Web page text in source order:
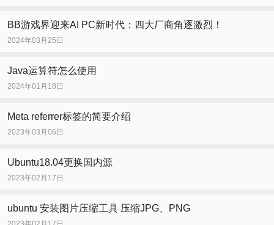
BB游戏界迎来AI PC新时代：四大厂商角逐激烈！
2024年03月25日
Java运算符怎么使用
2024年01月18日
Meta referrer标签的简要介绍
2023年03月06日
Ubuntu18.04更换国内源
2023年02月17日
ubuntu 安装图片压缩工具 压缩JPG、PNG